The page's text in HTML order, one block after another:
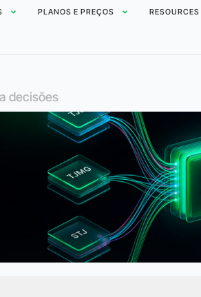
PLANOS E PREÇOS RESOURCES
decisões